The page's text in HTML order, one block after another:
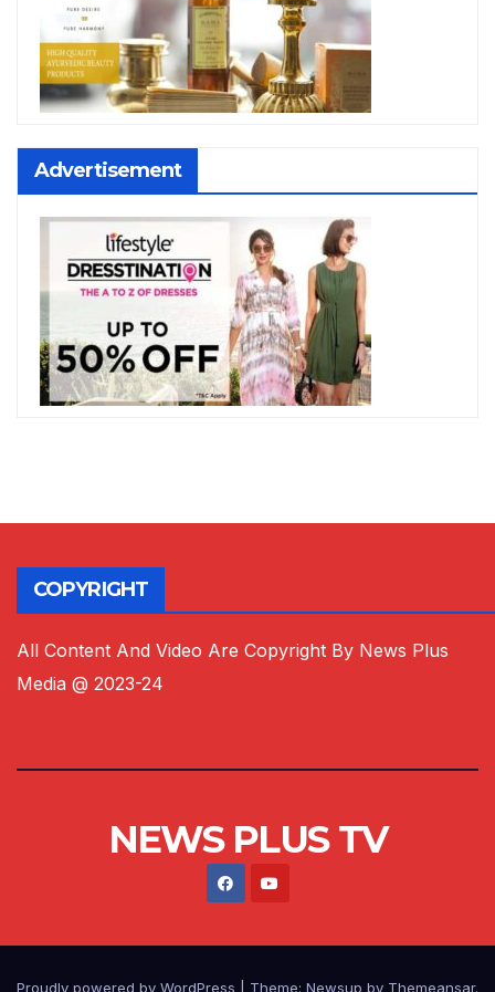
Advertisement
COPYRIGHT
All Content And Video Are Copyright By News Plus
Media @ 2023-24
NEWS PLUS TV
Proudly powered by WordPress Theme: Newsup by Themeansar.